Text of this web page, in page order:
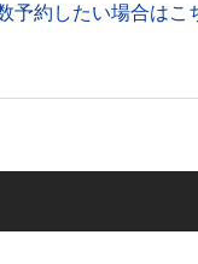
予約したい場合はこ